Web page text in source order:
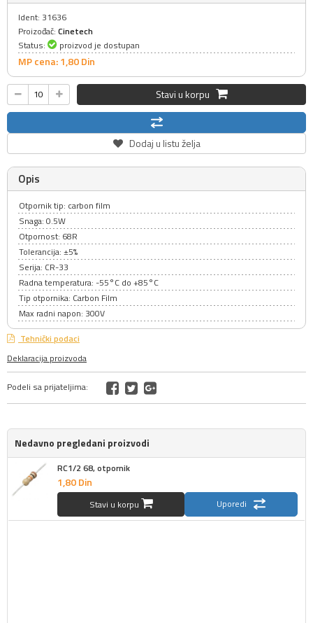
Ident: 31636
Proizođač: Cinetech
Status:
proizvod je dostupan
MP cena: 1,80Din
Stavi u korpu
Dodaj u listu želja
Opis
Otpornik tip: carbon film
Snaga: 0.5W
Otpornost: 68R
Tolerancija: ±5%
Serija: CR-33
Radna temperatura: -55°C do +85°C
Tip otpornika: Carbon Film
Max radni napon: 300V
Tehnički podaci
Deklaracija proizvoda
Podeli sa prijateljima:
Nedavno pregledani proizvodi
RC1/2 68, otpornik
1,80Din
Stavi u korpu Uporedi